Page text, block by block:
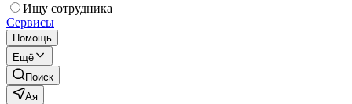
Ищу сотрудника
Сервисы
Помощь
Ещё
Поиск
Ая